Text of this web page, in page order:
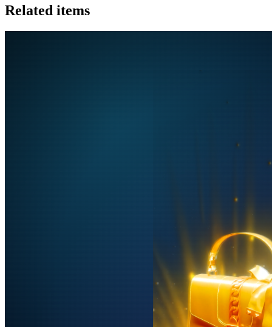
Related items